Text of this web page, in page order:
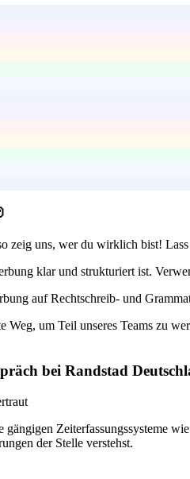
zeig uns, wer du wirklich bist!
klar und strukturiert ist.
auf Rechtschreib- und
Weg, um Teil unseres Teams zu
bei Randstad
Zeiterfassungssysteme
der Stelle verstehst.